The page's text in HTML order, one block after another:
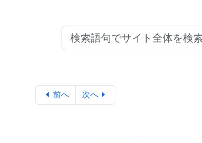
前へ 次へ